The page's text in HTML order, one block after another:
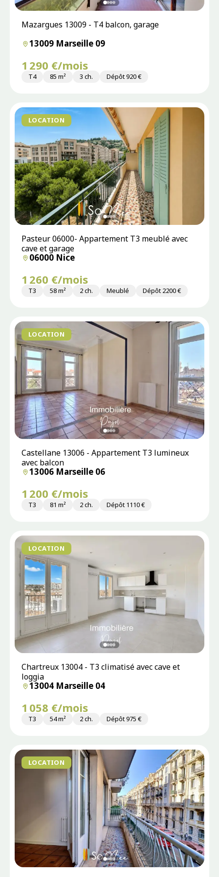
Mazargues 13009 - T4 balcon, garage
13009 Marseille 09
1 290 €/mois
T4 85 m² 3 ch. Dépôt 920 €
LOCATION
Pasteur 06000- Appartement T3 meublé avec
cave et garage
06000 Nice
1 260 €/mois
T3 58 m² 2 ch. Meublé Dépôt 2200 €
LOCATION
Castellane 13006 - Appartement T3 lumineux
avec balcon
13006 Marseille 06
1 200 €/mois
T3 81 m² 2 ch. Dépôt 1110 €
LOCATION
Chartreux 13004 - T3 climatisé avec cave et
loggia
13004 Marseille 04
1 058 €/mois
T3 54 m² 2 ch. Dépôt 975 €
LOCATION